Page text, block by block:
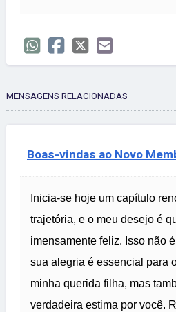
MENSAGENS RELACIONADAS
Boas-vindas ao Novo
Inicia-se hoje um capítulo
trajetória, e o meu desejo é
imensamente feliz. Isso não
sua alegria é essencial para
minha querida filha, mas
verdadeira estima por você.